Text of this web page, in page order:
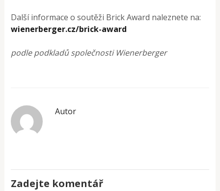
Další informace o soutěži Brick Award naleznete na:
wienerberger.cz/brick-award
podle podkladů společnosti Wienerberger
Autor
Zadejte komentář